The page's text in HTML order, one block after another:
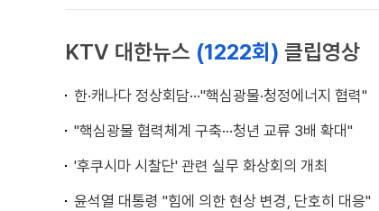
KTV 대한뉴스 (1222회) 클립영상
한·캐나다 정상회담···"핵심광물·청정에너지 협력"
"핵심광물 협력체계 구축···청년 교류 3배 확대"
'후쿠시마 시찰단' 관련 실무 화상회의 개최
윤석열 대통령 "힘에 의한 현상 변경, 단호히 대응"